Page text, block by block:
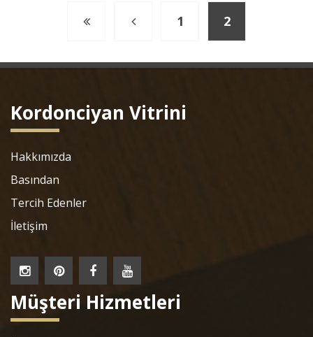
1 2
Kordonciyan Vitrini
Hakkımızda
Basından
Tercih Edenler
İletişim
Müşteri Hizmetleri